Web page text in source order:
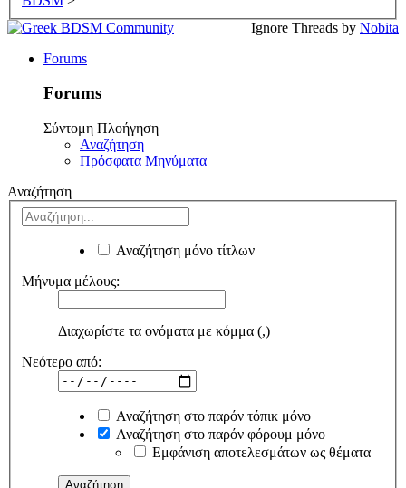
Ignore Threads by Nobita
Forums
Forums
Σύντομη Πλοήγηση
Αναζήτηση
Πρόσφατα Μηνύματα
Αναζήτηση
Αναζήτηση μόνο τίτλων
Μήνυμα μέλους:
Διαχωρίστε τα ονόματα με κόμμα (,)
Νεότερο από:
Αναζήτηση στο παρόν τόπικ μόνο
Αναζήτηση στο παρόν φόρουμ μόνο
Εμφάνιση αποτελεσμάτων ως θέματα